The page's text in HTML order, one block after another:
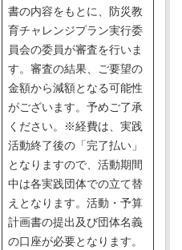
書の内容をもとに、防災教
育チャレンジプラン実行委
員会の委員が審査を行いま
す。審査の結果、ご要望の
金額から減額となる可能性
がございます。予めご了承
ください。※経費は、実践
活動終了後の「完了払い」
となりますので、活動期間
中は各実践団体での立て替
えとなります。活動・予算
計画書の提出及び団体名義
の口座が必要となります。